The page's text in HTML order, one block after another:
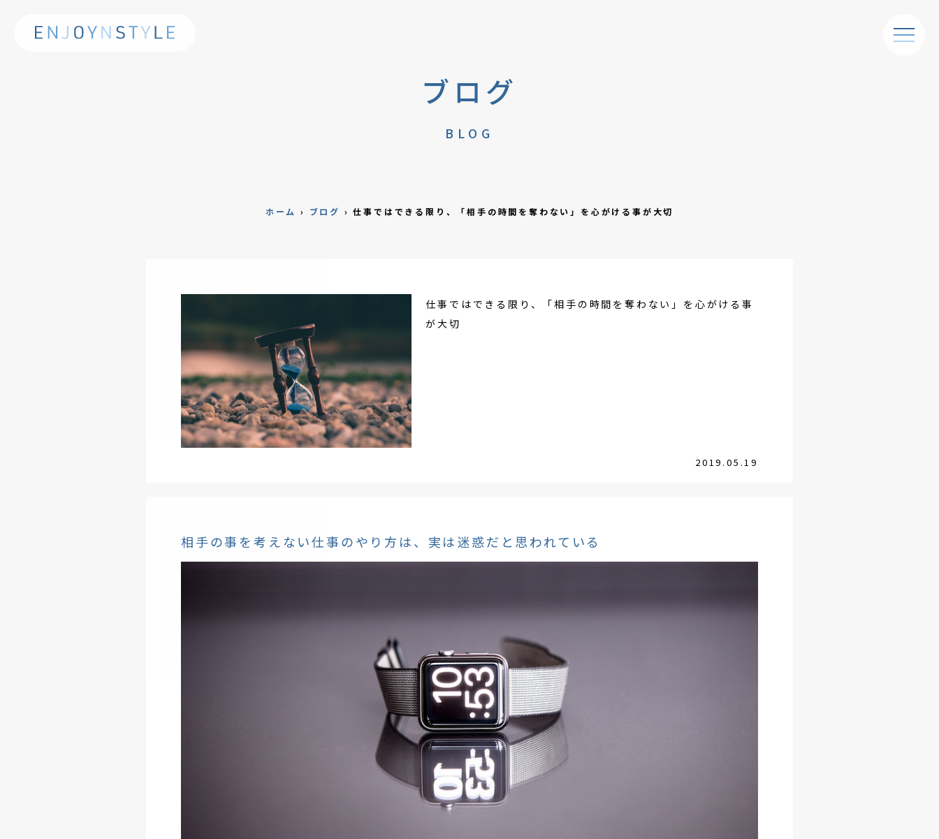
ブログ
BLOG
ホーム › ブログ ›仕事ではできる限り、「相手の時間を奪わない」を心がける事が大切
仕事ではできる限り、「相手の時間を奪わない」を心がける事
が大切
2019.05.19
相手の事を考えない仕事のやり方は、実は迷惑だと思われている